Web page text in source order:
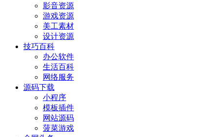
影音资源
游戏资源
美工素材
设计资源
技巧百科
办公软件
生活百科
网络服务
源码下载
小程序
模板插件
网站源码
菠菜游戏